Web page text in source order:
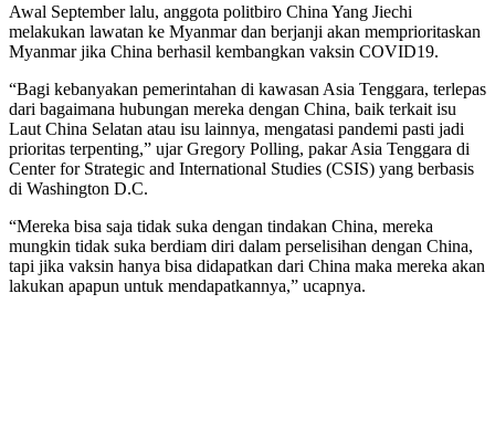
Awal September lalu, anggota politbiro China Yang Jiechi
melakukan lawatan ke Myanmar dan berjanji akan memprioritaskan
Myanmar jika China berhasil kembangkan vaksin COVID19.
“Bagi kebanyakan pemerintahan di kawasan Asia Tenggara, terlepas
dari bagaimana hubungan mereka dengan China, baik terkait isu
Laut China Selatan atau isu lainnya, mengatasi pandemi pasti jadi
prioritas terpenting,” ujar Gregory Polling, pakar Asia Tenggara di
Center for Strategic and International Studies (CSIS) yang berbasis
di Washington D.C.
“Mereka bisa saja tidak suka dengan tindakan China, mereka
mungkin tidak suka berdiam diri dalam perselisihan dengan China,
tapi jika vaksin hanya bisa didapatkan dari China maka mereka akan
lakukan apapun untuk mendapatkannya,” ucapnya.